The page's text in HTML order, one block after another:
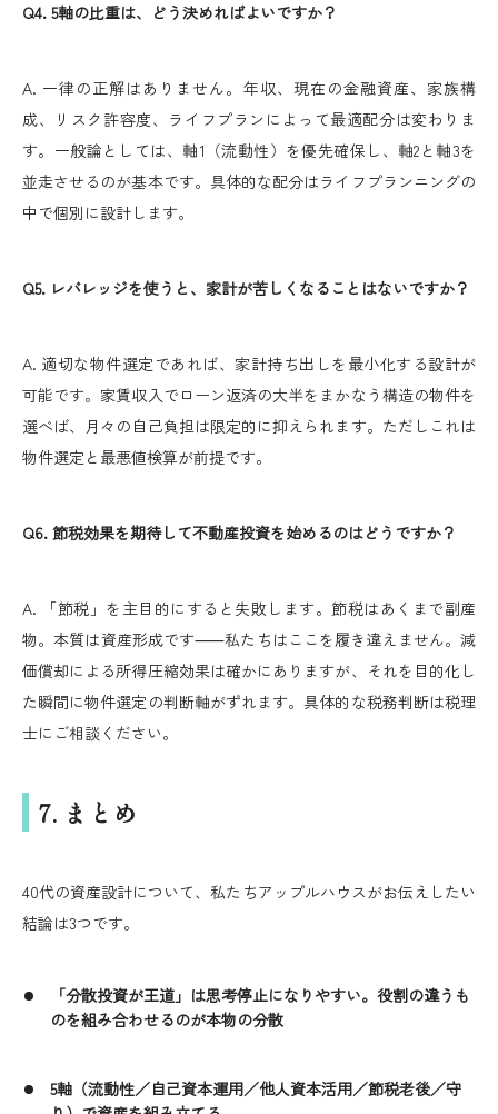
Q4. 5軸の比重は、どう決めればよいですか？
A. 一律の正解はありません。年収、現在の金融資産、家族構
成、リスク許容度、ライフプランによって最適配分は変わりま
す。一般論としては、軸1（流動性）を優先確保し、軸2と軸3を
並走させるのが基本です。具体的な配分はライフプランニングの
中で個別に設計します。
Q5. レバレッジを使うと、家計が苦しくなることはないですか？
A. 適切な物件選定であれば、家計持ち出しを最小化する設計が
可能です。家賃収入でローン返済の大半をまかなう構造の物件を
選べば、月々の自己負担は限定的に抑えられます。ただしこれは
物件選定と最悪値検算が前提です。
Q6. 節税効果を期待して不動産投資を始めるのはどうですか？
A. 「節税」を主目的にすると失敗します。節税はあくまで副産
物。本質は資産形成です⸺私たちはここを履き違えません。減
価償却による所得圧縮効果は確かにありますが、それを目的化し
た瞬間に物件選定の判断軸がずれます。具体的な税務判断は税理
士にご相談ください。
7. まとめ
40代の資産設計について、私たちアップルハウスがお伝えしたい
結論は3つです。
「分散投資が王道」は思考停止になりやすい。役割の違うも
のを組み合わせるのが本物の分散
5軸（流動性／自己資本運用／他人資本活用／節税老後／守